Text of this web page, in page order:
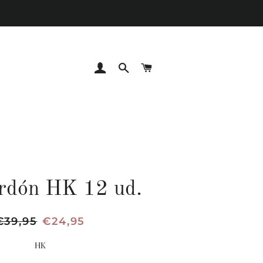
INGRESAR
BUSCAR
HK 12 ud.
Precio
oferta
€24,95
HK